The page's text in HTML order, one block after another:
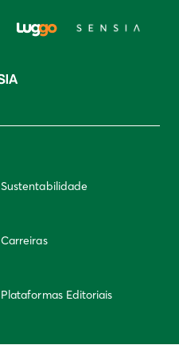
Sustentabilidade
Carreiras
Plataformas Editoriais
Integridade